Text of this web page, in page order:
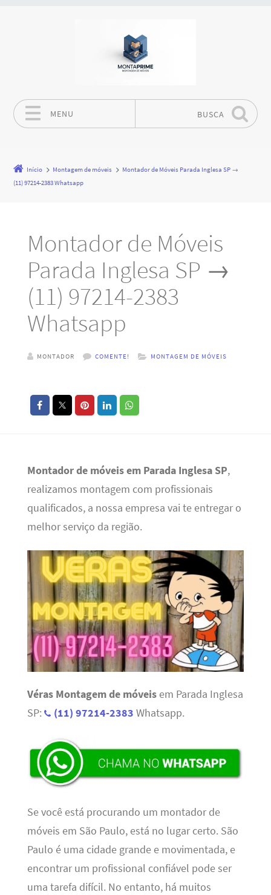
MENU BUSCA
Início Montagem de móveis
Montador de Móveis Parada Inglesa SP →
(11) 97214-2383 Whatsapp
Montador de Móveis
Parada Inglesa SP →
(11) 97214-2383
Whatsapp
MONTADOR COMENTE! MONTAGEM DE MÓVEIS
Montador de móveis em Parada Inglesa SP,
realizamos montagem com profissionais
qualificados, a nossa empresa vai te entregar o
melhor serviço da região.
Véras Montagem de móveisem Parada Inglesa
SP:
(11) 97214-2383 Whatsapp.
Se você está procurando um montador de
móveis em São Paulo, está no lugar certo. São
Paulo é uma cidade grande e movimentada, e
encontrar um profissional confiável pode ser
uma tarefa difícil. No entanto, há muitos